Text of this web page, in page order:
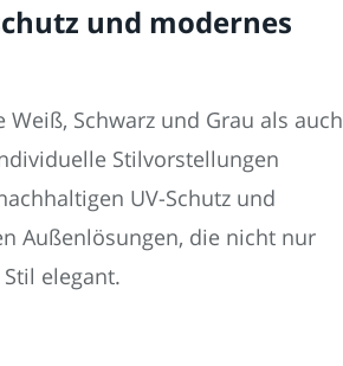
und modernes
Schwarz und Grau als auch
Stilvorstellungen
UV-Schutz und
Außenlösungen, die nicht nur
elegant.